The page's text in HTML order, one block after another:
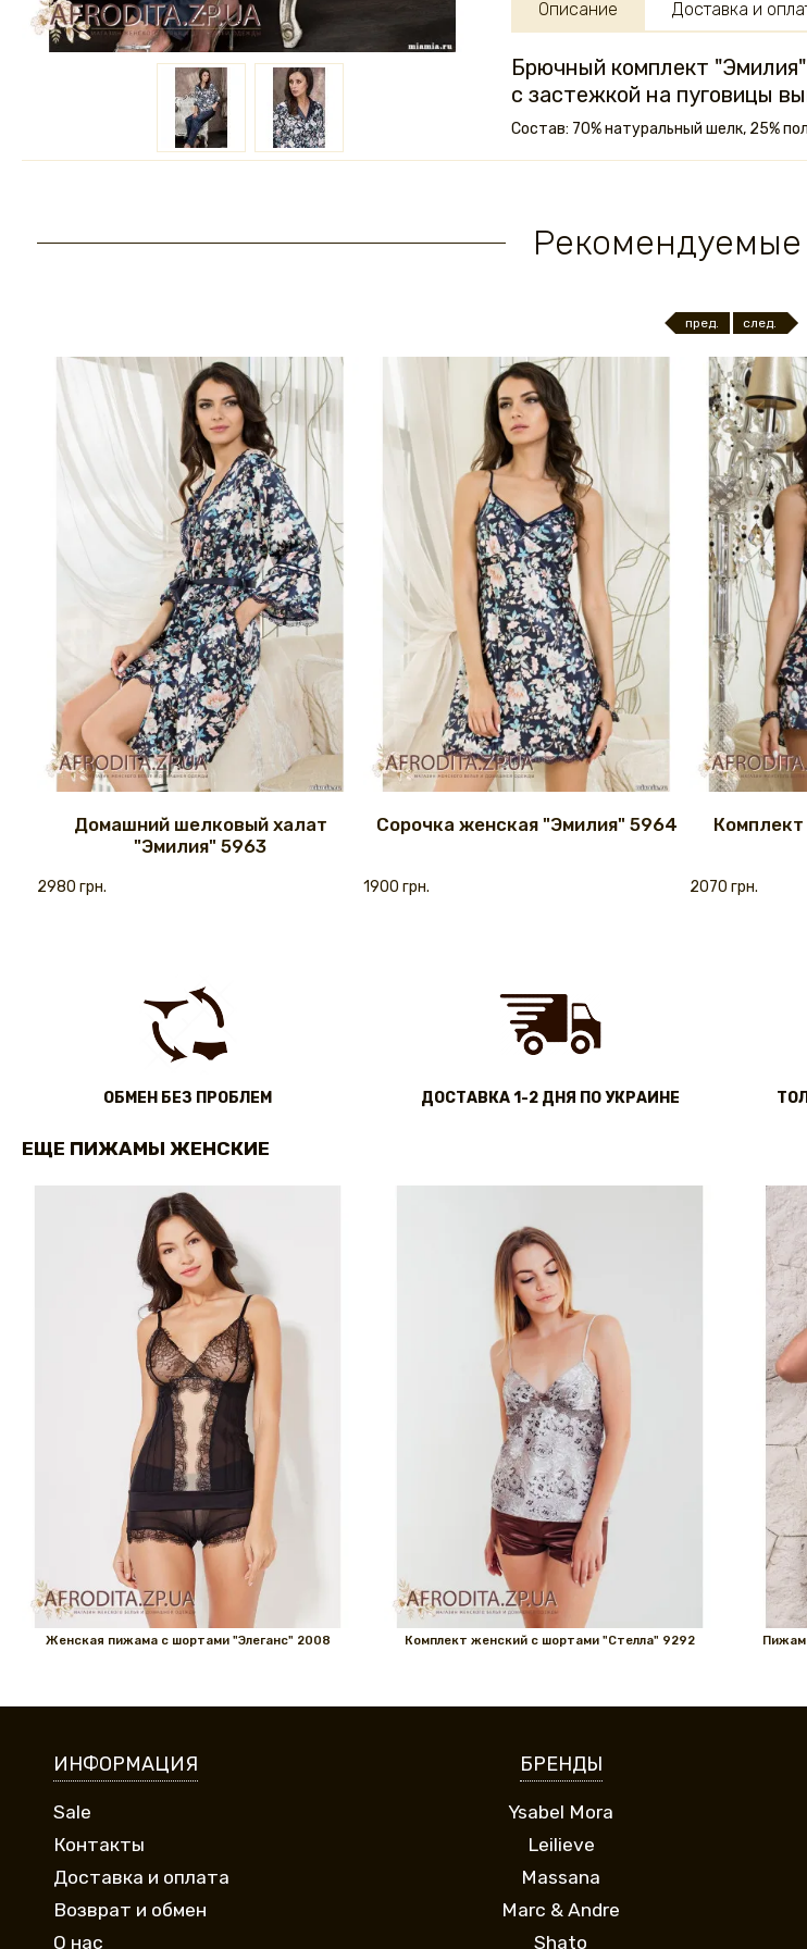
Описание
Брючный комплект
с застежкой на пуговицы
Состав: 70% натуральный шелк, 25%
Доставка и
Рекомендуемые
пред. след.
Домашний шелковый халат
"Эмилия" 5963
2980 грн.
Сорочка женская "Эмилия" 5964
1900 грн. 2070 грн.
ОБМЕН БЕЗ ПРОБЛЕМ ДОСТАВКА 1-2 ДНЯ ПО УКРАИНЕ
ЕЩЕ ПИЖАМЫ ЖЕНСКИЕ
Женская пижама с шортами "Элеганс" 2008 Комплект женский с шортами "Стелла" 9292
ИНФОРМАЦИЯ
Sale
Контакты
Доставка и оплата
Возврат и обмен
О нас
БРЕНДЫ
Ysabel Mora
Leilieve
Massana
Marc & Andre
Shato